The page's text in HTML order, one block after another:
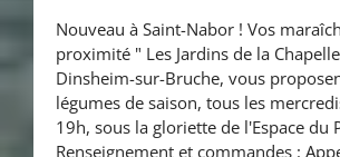
🥕 🍏 Nouveau à Saint-
marché ! 🍏🥕
Nouveau à Saint-Nabor ! Vos
proximité " Les Jardins de la
Dinsheim-sur-Bruche, vous
légumes de saison, tous les
19h, sous la gloriette de l'Espace du
Renseignement et commandes :